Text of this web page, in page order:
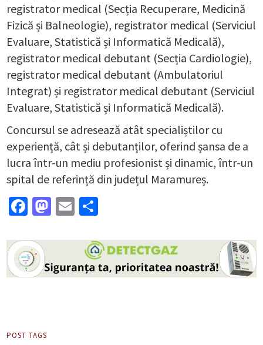
registrator medical (Secția Recuperare, Medicină
Fizică și Balneologie), registrator medical (Serviciul
Evaluare, Statistică și Informatică Medicală),
registrator medical debutant (Secția Cardiologie),
registrator medical debutant (Ambulatoriul
Integrat) și registrator medical debutant (Serviciul
Evaluare, Statistică și Informatică Medicală).
Concursul se adresează atât specialiștilor cu
experiență, cât și debutanților, oferind șansa de a
lucra într-un mediu profesionist și dinamic, într-un
spital de referință din județul Maramureș.
Facebook
Mastodon
Email
POST TAGS